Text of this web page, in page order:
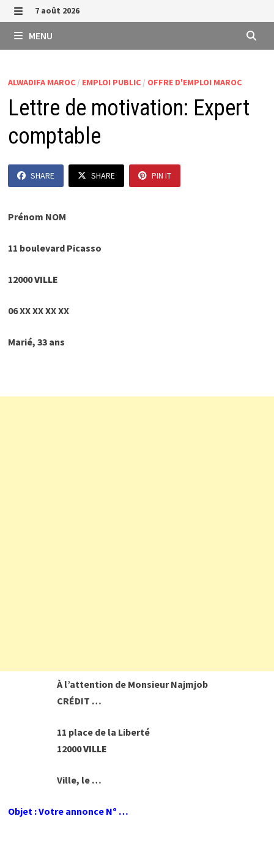
Passer
au
contenu
MENU
7 août 2026
MENU
ALWADIFA MAROC/ EMPLOI PUBLIC/ OFFRE D'EMPLOI MAROC
Lettre de motivation: Expert
comptable
SHARE SHARE PIN IT
Prénom NOM
11 boulevard Picasso
12000VILLE
06XX XX XX XX
Marié, 33 ans
À l’attention de Monsieur Najmjob
CRÉDIT …
11 place de la Liberté
12000VILLE
Ville, le …
Objet : Votre annonce Nº …